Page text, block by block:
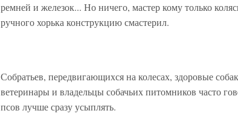
ремней и железок... Но ничего, мастер кому только
ручного хорька конструкцию смастерил.
Собратьев, передвигающихся на колесах, здоровые
ветеринары и владельцы собачьих питомников часто
псов лучше сразу усыплять.